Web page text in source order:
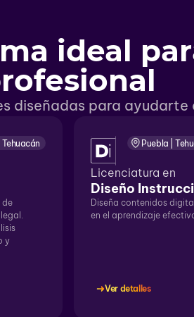
ideal
diseñadas para ayudarte
de
y
Puebla |
Licenciatura en
Diseño
Diseña contenidos
en el aprendizaje
Ver detalles